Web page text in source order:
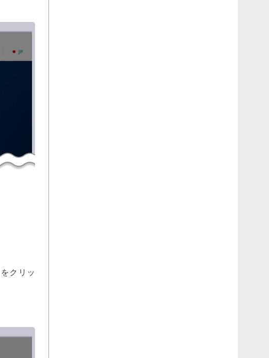
クリッ